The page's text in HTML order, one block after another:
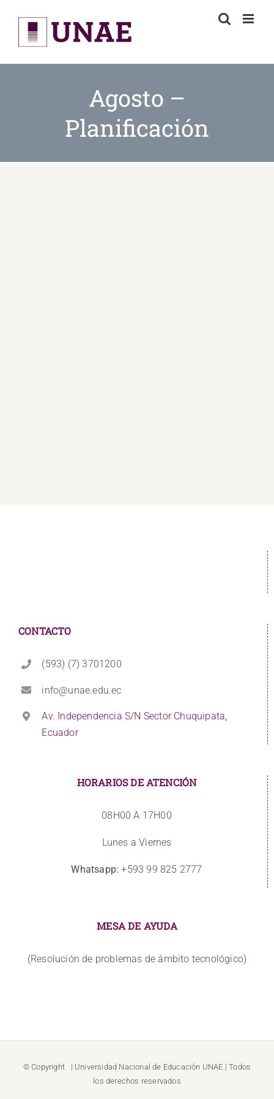
content
Agosto –
Planificación
CONTACTO
(593) (7) 3701200
info@unae.edu.ec
Av. Independencia S/N Sector Chuquipata,
Ecuador
HORARIOS DE ATENCIÓN
08H00 A 17H00
Lunes a Viernes
Whatsapp: +593 99 825 2777
MESA DE AYUDA
(Resolución de problemas de ámbito tecnológico)
© Copyright | Universidad Nacional de Educación UNAE | Todos
los derechos reservados